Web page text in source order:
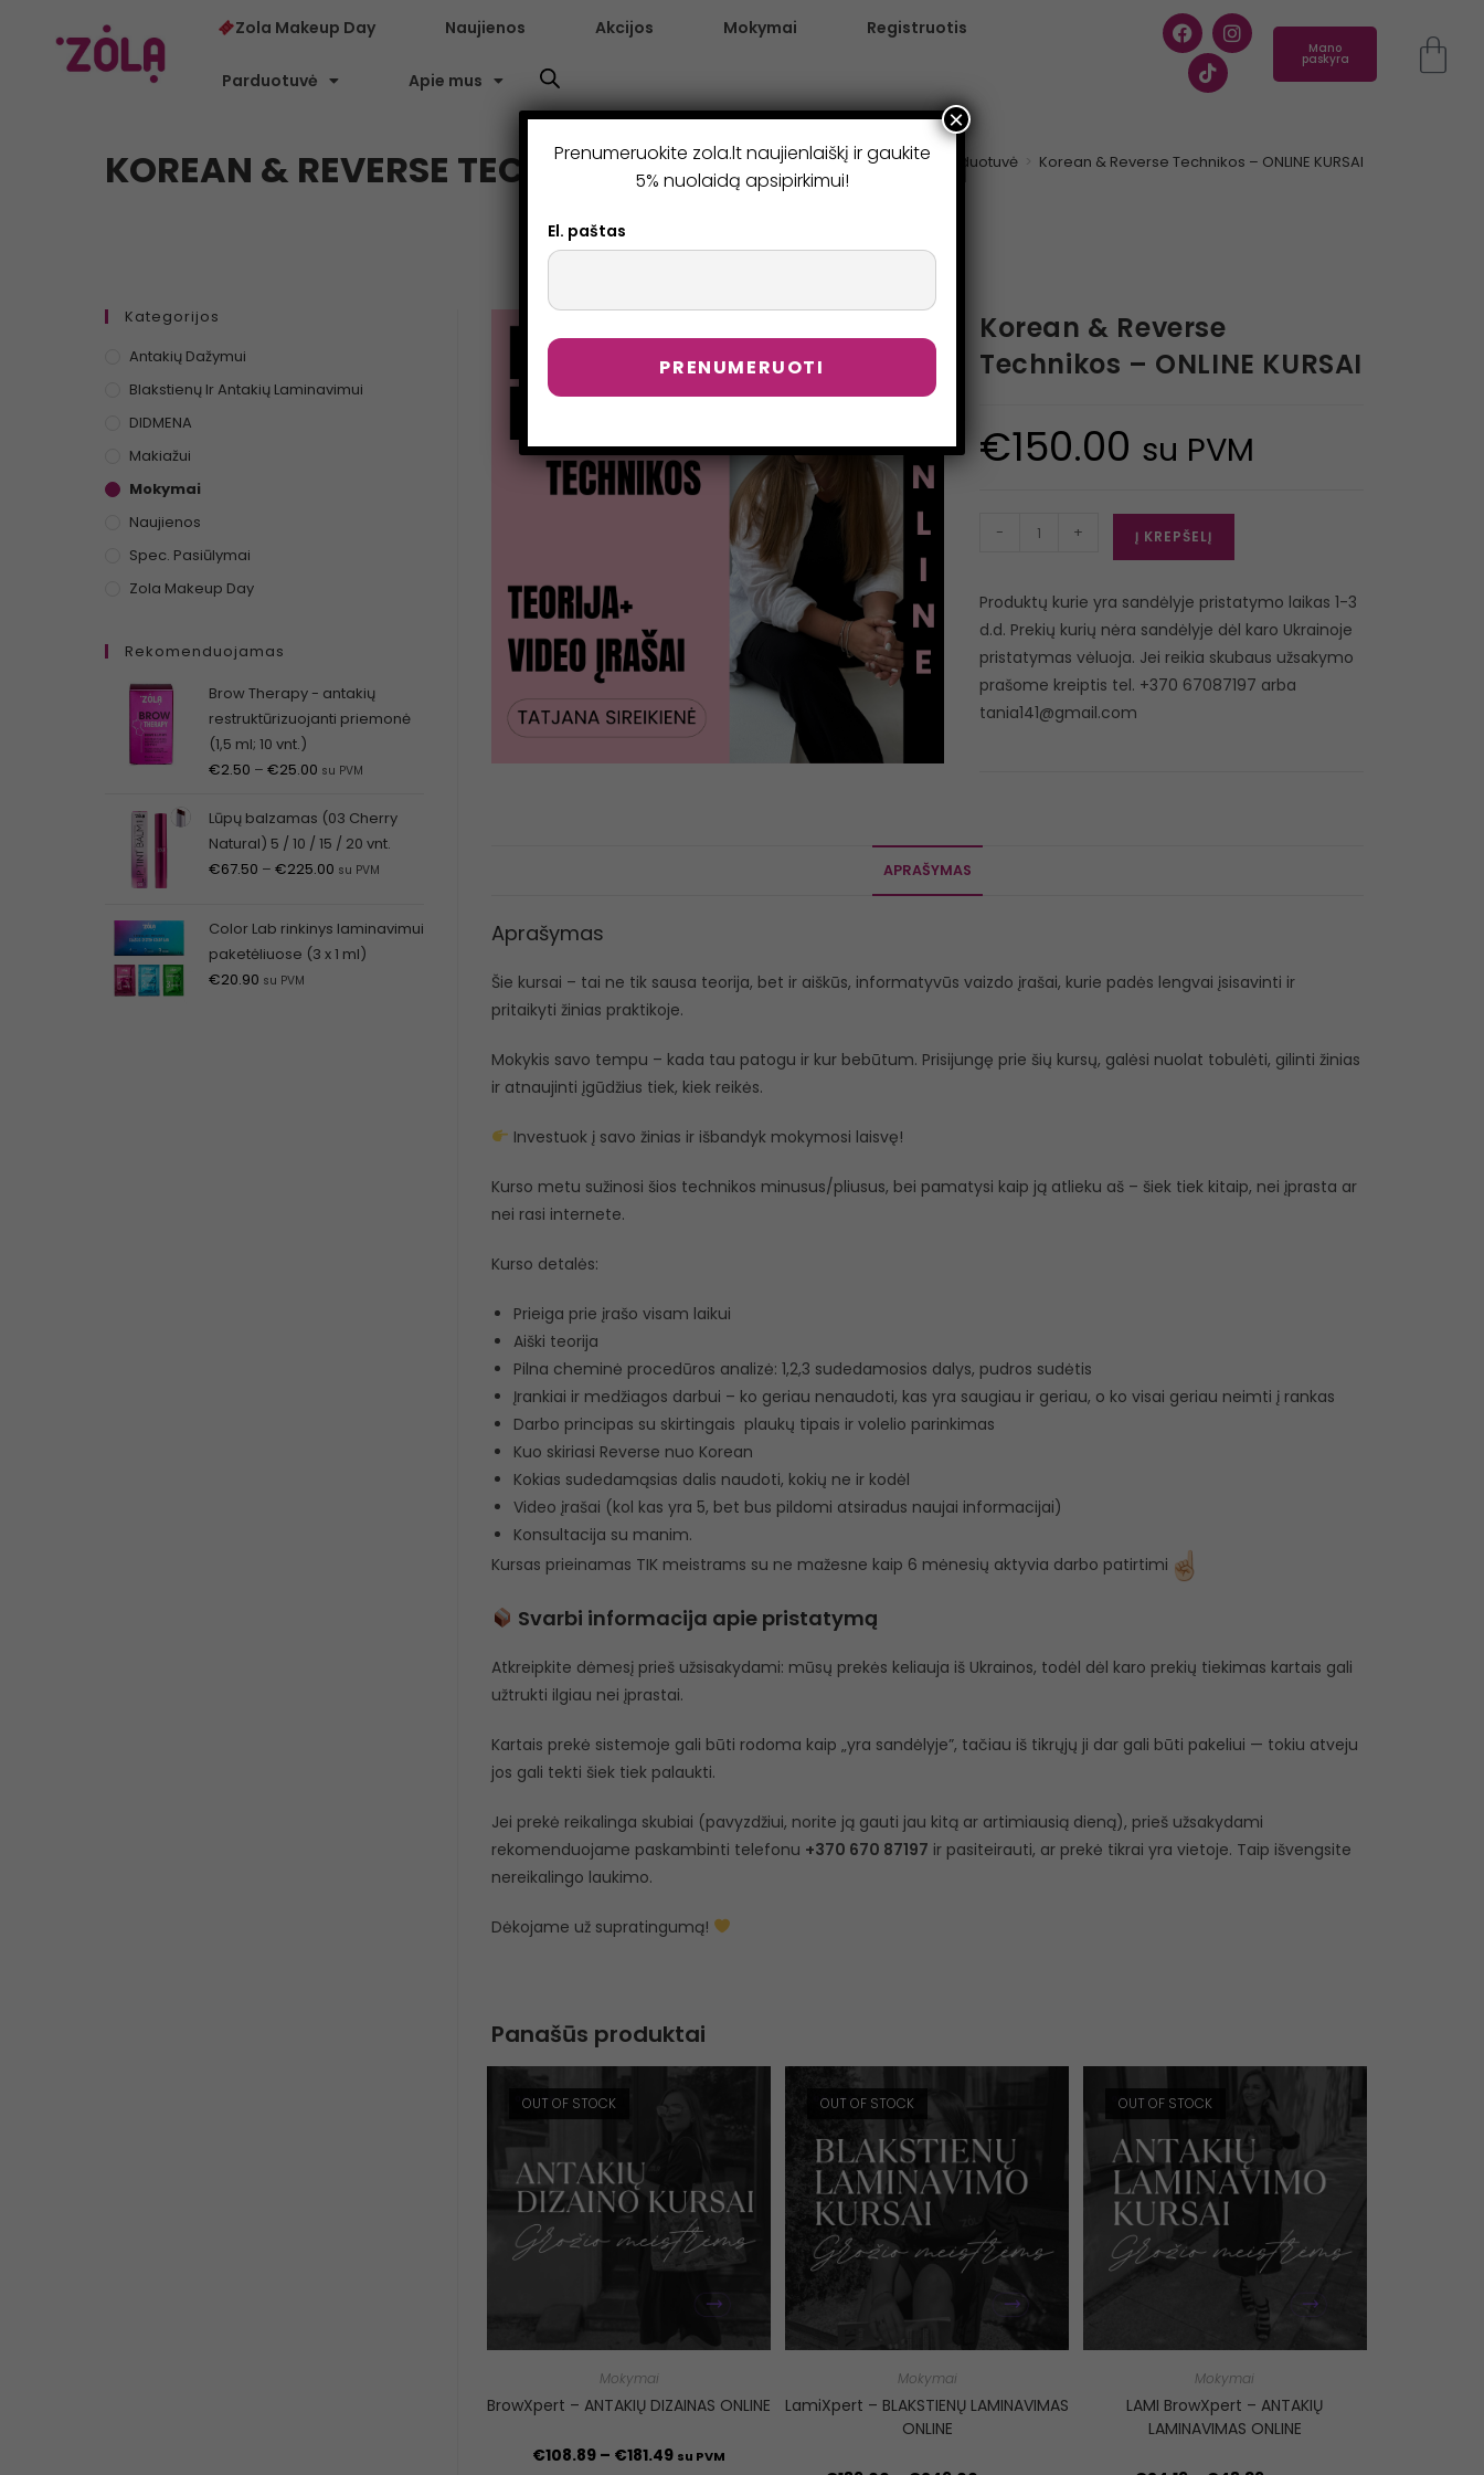
Zola Makeup Day Naujienos Akcijos Mokymai Registruotis
Parduotuvė Apie mus
Mano
paskyra
KOREAN & REVERSE TECHNIKOS – ONLINE KURSAI
> Parduotuvė Korean & Reverse Technikos – ONLINE KURSAI
Korean & Reverse
Technikos – ONLINE KURSAI
€150.00 su PVM
- + Į KREPŠELĮ
Produktų kurie yra sandėlyje pristatymo laikas 1-3
d.d. Prekių kurių nėra sandėlyje dėl karo Ukrainoje
pristatymas vėluoja. Jei reikia skubaus užsakymo
prašome kreiptis tel. +370 67087197 arba
tania141@gmail.com
APRAŠYMAS
Aprašymas
Šie kursai – tai ne tik sausa teorija, bet ir aiškūs, informatyvūs vaizdo įrašai, kurie padės lengvai įsisavinti ir
pritaikyti žinias praktikoje.
Mokykis savo tempu – kada tau patogu ir kur bebūtum. Prisijungę prie šių kursų, galėsi nuolat tobulėti, gilinti žinias
ir atnaujinti įgūdžius tiek, kiek reikės.
Investuok į savo žinias ir išbandyk mokymosi laisvę!
Kurso metu sužinosi šios technikos minusus/pliusus, bei pamatysi kaip ją atlieku aš – šiek tiek kitaip, nei įprasta ar
nei rasi internete.
Kurso detalės:
Prieiga prie įrašo visam laikui
Aiški teorija
Pilna cheminė procedūros analizė: 1,2,3 sudedamosios dalys, pudros sudėtis
Įrankiai ir medžiagos darbui – ko geriau nenaudoti, kas yra saugiau ir geriau, o ko visai geriau neimti į rankas
Darbo principas su skirtingais plaukų tipais ir volelio parinkimas
Kuo skiriasi Reverse nuo Korean
Kokias sudedamąsias dalis naudoti, kokių ne ir kodėl
Video įrašai (kol kas yra 5, bet bus pildomi atsiradus naujai informacijai)
Konsultacija su manim.
Kursas prieinamas TIK meistrams su ne mažesne kaip 6 mėnesių aktyvia darbo patirtimi
Svarbi informacija apie pristatymą
Atkreipkite dėmesį prieš užsisakydami: mūsų prekės keliauja iš Ukrainos, todėl dėl karo prekių tiekimas kartais gali
užtrukti ilgiau nei įprastai.
Kartais prekė sistemoje gali būti rodoma kaip „yra sandėlyje”, tačiau iš tikrųjų ji dar gali būti pakeliui — tokiu atveju
jos gali tekti šiek tiek palaukti.
Jei prekė reikalinga skubiai (pavyzdžiui, norite ją gauti jau kitą ar artimiausią dieną), prieš užsakydami
rekomenduojame paskambinti telefonu +370 670 87197 ir pasiteirauti, ar prekė tikrai yra vietoje. Taip išvengsite
nereikalingo laukimo.
Dėkojame už supratingumą!
Panašūs produktai
OUT OF STOCK
Mokymai
BrowXpert – ANTAKIŲ DIZAINAS ONLINE
€108.89 – €181.49 su PVM
OUT OF STOCK
Mokymai
LamiXpert – BLAKSTIENŲ LAMINAVIMAS
ONLINE
OUT OF STOCK
Mokymai
LAMI BrowXpert – ANTAKIŲ
LAMINAVIMAS ONLINE
Kategorijos
Antakių Dažymui
Blakstienų Ir Antakių Laminavimui
DIDMENA
Makiažui
Mokymai
Naujienos
Spec. Pasiūlymai
Zola Makeup Day
Rekomenduojamas
Brow Therapy - antakių
restruktūrizuojanti priemonė
(1,5 ml; 10 vnt.)
€2.50 – €25.00 su PVM
Lūpų balzamas (03 Cherry
Natural) 5 / 10 / 15 / 20 vnt.
€67.50 – €225.00 su PVM
Color Lab rinkinys laminavimui
paketėliuose (3 x 1 ml)
€20.90 su PVM
Prenumeruokite zola.lt naujienlaiškį ir gaukite
5% nuolaidą apsipirkimui!
El. paštas
×